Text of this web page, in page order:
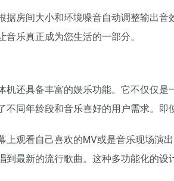
房间大小和环境噪音自动调整输出
乐真正成为您生活的一部分。
还具备丰富的娱乐功能。它不仅仅
同年龄段和音乐喜好的用户需求。即
观看自己喜欢的MV或是音乐现场演
最新的流行歌曲。这种多功能化的设